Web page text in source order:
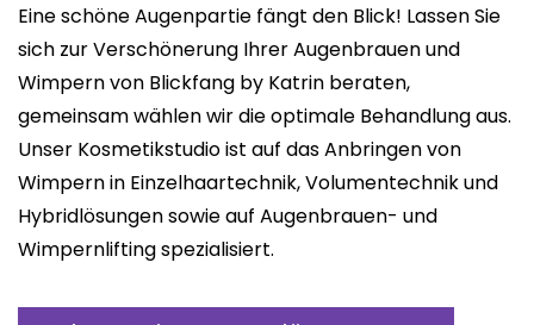
Eine schöne Augenpartie fängt den Blick! Lassen Sie
sich zur Verschönerung Ihrer Augenbrauen und
Wimpern von Blickfang by Katrin beraten,
gemeinsam wählen wir die optimale Behandlung aus.
Unser Kosmetikstudio ist auf das Anbringen von
Wimpern in Einzelhaartechnik, Volumentechnik und
Hybridlösungen sowie auf Augenbrauen- und
Wimpernlifting spezialisiert.